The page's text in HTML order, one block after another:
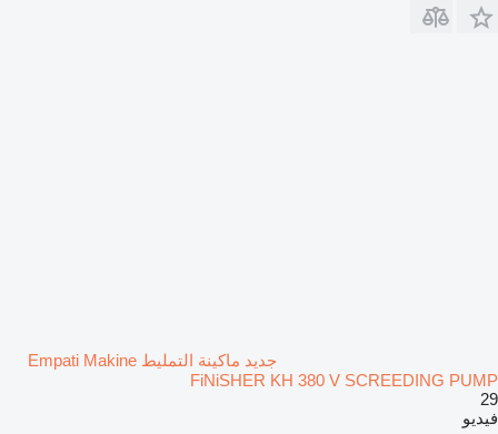
جديد ماكينة التمليط Empati Makine
FiNiSHER KH 380 V SCREEDING PUMP
29
فيديو